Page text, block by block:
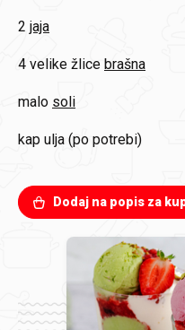
2 jaja
4 velike žlice brašna
malo soli
kap ulja (po potrebi)
Dodaj na popis za